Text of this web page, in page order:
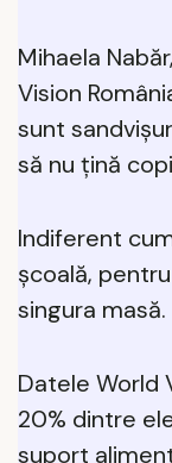
Mihaela
Vision
sunt
să nu țină
Indiferent
școală,
singura masă.
Datele World
20% dintre
suport